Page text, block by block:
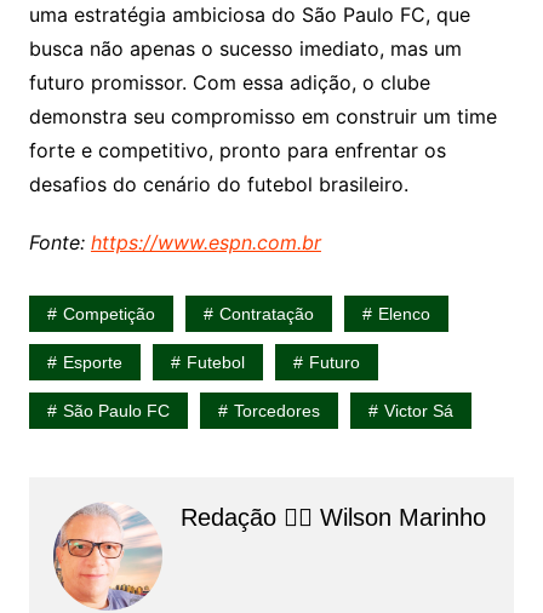
uma estratégia ambiciosa do São Paulo FC, que
busca não apenas o sucesso imediato, mas um
futuro promissor. Com essa adição, o clube
demonstra seu compromisso em construir um time
forte e competitivo, pronto para enfrentar os
desafios do cenário do futebol brasileiro.
Fonte: https://www.espn.com.br
Competição Contratação Elenco
Esporte Futebol Futuro
São Paulo FC Torcedores Victor Sá
Redação 👨‍⚖️​ Wilson Marinho